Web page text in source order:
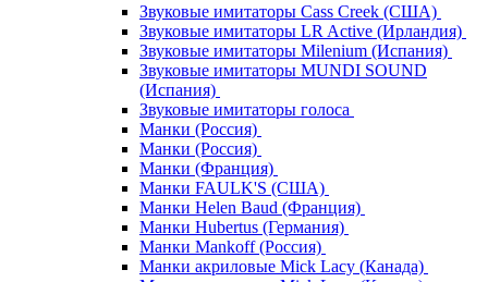
Звуковые имитаторы Cass Creek (США)
Звуковые имитаторы LR Active (Ирландия)
Звуковые имитаторы Milenium (Испания)
Звуковые имитаторы MUNDI SOUND
(Испания)
Звуковые имитаторы голоса
Манки (Россия)
Манки (Россия)
Манки (Франция)
Манки FAULK'S (США)
Манки Helen Baud (Франция)
Манки Hubertus (Германия)
Манки Mankoff (Россия)
Манки акриловые Mick Lacy (Канада)